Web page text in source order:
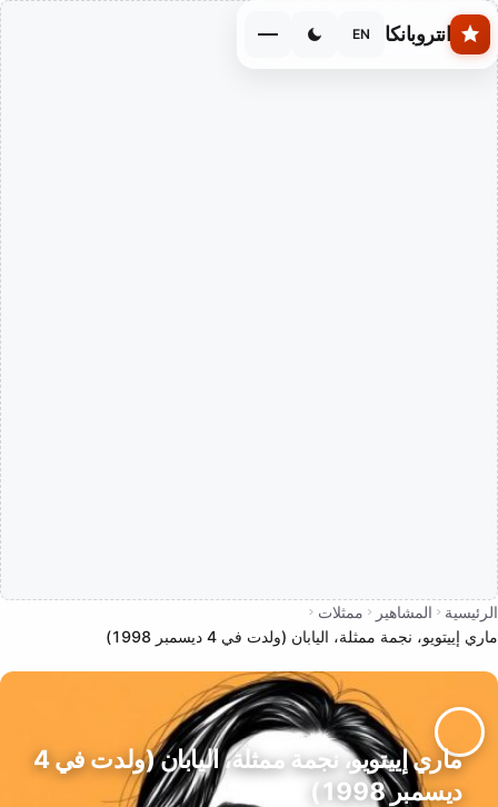
Skip to main content
انتروبانكا EN
الرئيسية المشاهير
ممثلات
ماري إييتويو، نجمة ممثلة، اليابان (ولدت في 4 ديسمبر 1998)
ماري إييتويو، نجمة ممثلة، اليابان (ولدت في 4
ديسمبر 1998)